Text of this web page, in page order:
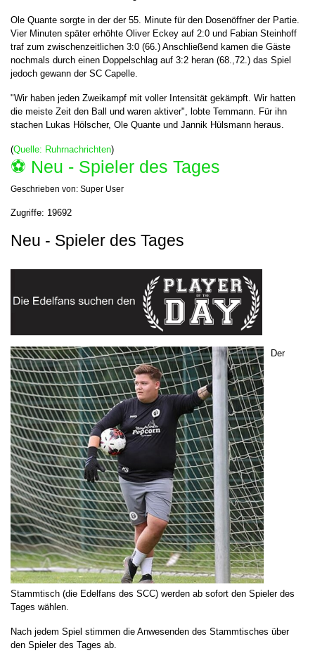
Ole Quante sorgte in der der 55. Minute für den Dosenöffner der Partie.
Vier Minuten später erhöhte Oliver Eckey auf 2:0 und Fabian Steinhoff
traf zum zwischenzeitlichen 3:0 (66.) Anschließend kamen die Gäste
nochmals durch einen Doppelschlag auf 3:2 heran (68.,72.) das Spiel
jedoch gewann der SC Capelle.
"Wir haben jeden Zweikampf mit voller Intensität gekämpft. Wir hatten
die meiste Zeit den Ball und waren aktiver", lobte Temmann. Für ihn
stachen Lukas Hölscher, Ole Quante und Jannik Hülsmann heraus.
(Quelle: Ruhrnachrichten)
⚽️ Neu - Spieler des Tages
Geschrieben von: Super User
Zugriffe: 19692
Neu - Spieler des Tages
Der
Stammtisch (die Edelfans des SCC) werden ab sofort den Spieler des
Tages wählen.
Nach jedem Spiel stimmen die Anwesenden des Stammtisches über
den Spieler des Tages ab.